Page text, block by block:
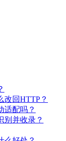
改回HTTP？
适配吗？
别并收录？